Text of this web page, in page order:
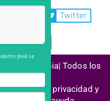
post se
Twitter
Email
Colombia| Todos los
|Política privacidad y